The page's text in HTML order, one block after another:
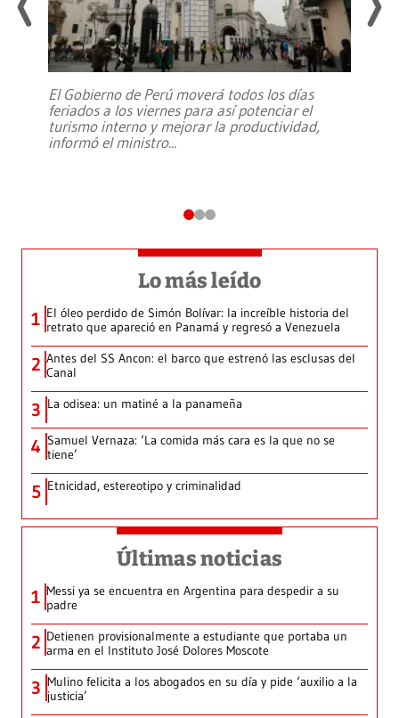
El Gobierno de Perú moverá todos los días
feriados a los viernes para así potenciar el
turismo interno y mejorar la productividad,
informó el ministro...
Lo más leído
1 El óleo perdido de Simón Bolívar: la increíble historia del
retrato que apareció en Panamá y regresó a Venezuela
2 Antes del SS Ancon: el barco que estrenó las esclusas del
Canal
3 La odisea: un matiné a la panameña
4 Samuel Vernaza: ‘La comida más cara es la que no se
tiene’
5 Etnicidad, estereotipo y criminalidad
Últimas noticias
1 Messi ya se encuentra en Argentina para despedir a su
padre
2 Detienen provisionalmente a estudiante que portaba un
arma en el Instituto José Dolores Moscote
3 Mulino felicita a los abogados en su día y pide ‘auxilio a la
justicia’